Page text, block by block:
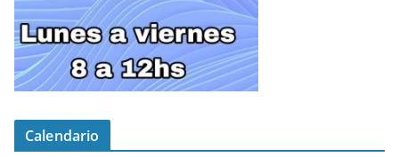
Calendario